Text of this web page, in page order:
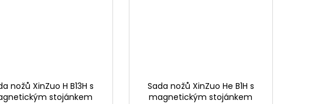
nožů XinZuo H B13H s
stojánkem
Sada nožů XinZuo He B1H s
magnetickým stojánkem